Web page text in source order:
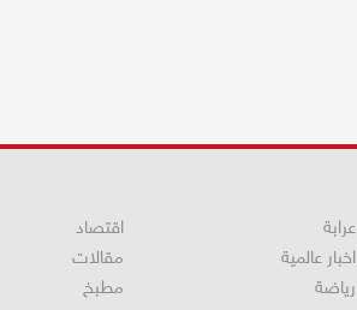
عرابة
اخبار عالمية
رياضة
اقتصاد
مقالات
مطبخ